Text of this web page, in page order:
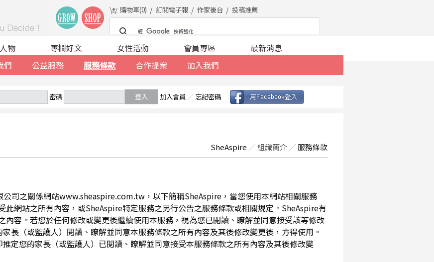
購物車(0) 訂閱電子報 作家後台 投稿推薦
們
公益服務 服務條款 合作提案 加入我們
物 專欄好文 女性活動 會員專區 最新消息
密碼 登入 加入會員 ／ 忘記密碼
SheAspire ／組織簡介 ／ 服務條款
司之關係網站www.sheaspire.com.tw，以下簡稱SheAspire，當您使用本網站相關服務
此網站之所有內容，或SheAspire特定服務之另行公告之服務條款或相關規定。SheAspire有
內容。若您於任何修改或變更後繼續使用本服務，視為您已閱讀、瞭解並同意接受該等修改
長（或監護人）閱讀、瞭解並同意本服務條款之所有內容及其後修改變更後，方得使用。
定您的家長（或監護人）已閱讀、瞭解並同意接受本服務條款之所有內容及其後修改變